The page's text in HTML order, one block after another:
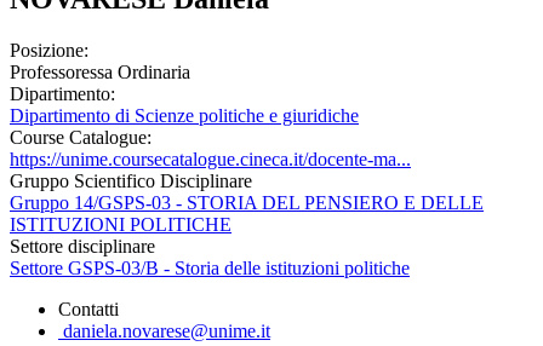
Posizione:
Professoressa Ordinaria
Dipartimento:
Dipartimento di Scienze politiche e giuridiche
Course Catalogue:
https://unime.coursecatalogue.cineca.it/docente-ma...
Gruppo Scientifico Disciplinare
Gruppo 14/GSPS-03 - STORIA DEL PENSIERO E DELLE
ISTITUZIONI POLITICHE
Settore disciplinare
Settore GSPS-03/B - Storia delle istituzioni politiche
Contatti
daniela.novarese@unime.it